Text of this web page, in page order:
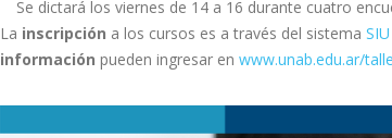
Se dictará los viernes de 14 a 16 durante cuatro
La inscripción a los cursos es a través del sistema
información pueden ingresar en www.unab.edu.ar/